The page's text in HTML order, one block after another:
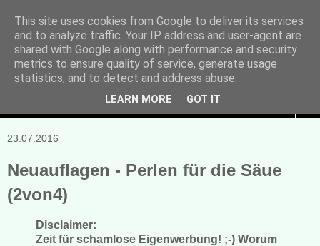
Manuela Sonntag
Bücher, Blogs & mehr
23.07.2016
Neuauflagen - Perlen für die Säue
(2von4)
Disclaimer:
Zeit für schamlose Eigenwerbung! ;-) Worum
This site uses cookies from Google to deliver its services
and to analyze traffic. Your IP address and user-agent are
shared with Google along with performance and security
metrics to ensure quality of service, generate usage
statistics, and to detect and address abuse.
LEARN MORE GOT IT